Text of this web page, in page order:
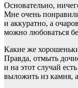
Основательно,
Мне очень
и аккуратно, а
можно любоваться
Какие же
Правда, отмыть
и на этот случай
выложить из камня,